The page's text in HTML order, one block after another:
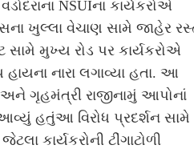
વડોદરાના NSUIના કાર્યકરોએ
ખુલ્લા વેચાણ સામે જાહેર
સામે મુખ્ય રોડ પર કાર્યકરોએ
નારા લગાવ્યા હતા. આ
ગૃહમંત્રી રાજીનામું આપોનાં
આવ્યું હતુંઆ વિરોધ પ્રદર્શન સામે
કાર્યકરોની ટીંગાટોળી